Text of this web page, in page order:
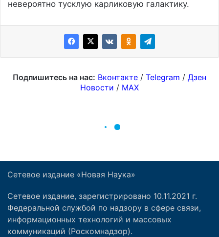
Сетевое издание «Новая Наука»
Сетевое издание, зарегистрировано 10.11.2021 г.
Федеральной службой по надзору в сфере связи,
информационных технологий и массовых
коммуникаций (Роскомнадзор).